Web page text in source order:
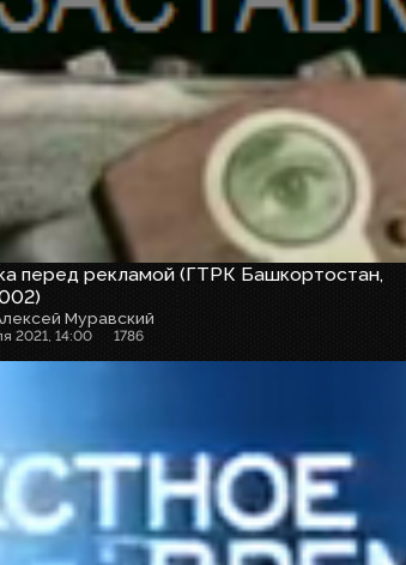
перед рекламой (ГТРК Башкортостан,
Муравский
2021, 14:00 1786